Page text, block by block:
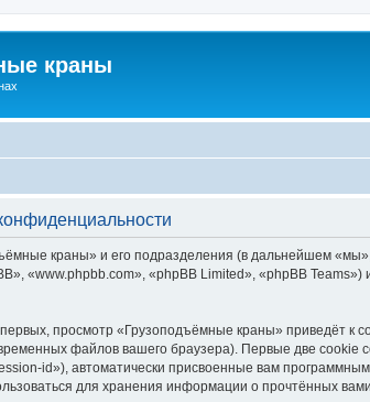
краны
краны» и его подразделения (в дальнейшем
«www.phpbb.com», «phpBB Limited», «phpBB
просмотр «Грузоподъёмные краны» приведёт к
файлов вашего браузера). Первые две cookie
id»), автоматически присвоенные вам
для хранения информации о прочтённых